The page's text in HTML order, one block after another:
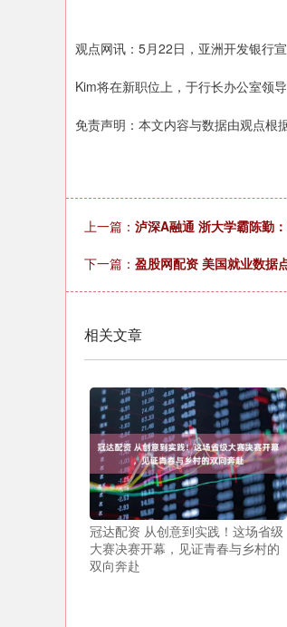
观点网讯：5月22日，亚洲开发银行
Kim将在新职位上，于行长办公室领
免责声明：本文内容与数据由观点根
上一篇： 泸深A融通 浙大学霸陈勤
下一篇： 盈股网配资 美国就业数据
相关文章
冠达配资 从创意到实践！这场省级
大赛决赛开幕，见证青春与乡村的
双向奔赴